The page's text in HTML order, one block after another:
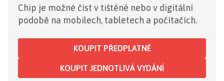
Chip je možné číst v tištěné nebo v digitální
podobě na mobilech, tabletech a počítačích.
KOUPIT PŘEDPLATNÉ
KOUPIT JEDNOTLIVÁ VYDÁNÍ